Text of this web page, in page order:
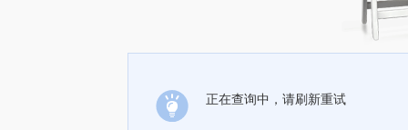
正在查询中，请刷新重试